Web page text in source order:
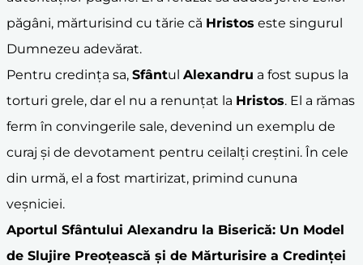
păgâni, mărturisind cu tărie că Hristos este singurul
Dumnezeu adevărat.
Pentru credința sa, Sfântul Alexandru a fost supus la
torturi grele, dar el nu a renunțat la Hristos. El a rămas
ferm în convingerile sale, devenind un exemplu de
curaj și de devotament pentru ceilalți creștini. În cele
din urmă, el a fost martirizat, primind cununa
veșniciei.
Aportul Sfântului Alexandru la Biserică: Un Model
de Slujire Preoțească și de Mărturisire a Credinței